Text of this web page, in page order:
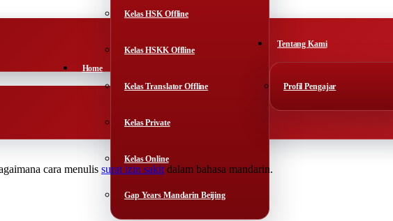
Home
Kelas HSK Offline
Kelas HSKK Offline
Kelas Translator Offline
Kelas Private
Kelas Online
Gap Years Mandarin Beijing
Tentang Kami
Profil Pengajar
cara menulis surat izin sakit dalam bahasa mandarin.